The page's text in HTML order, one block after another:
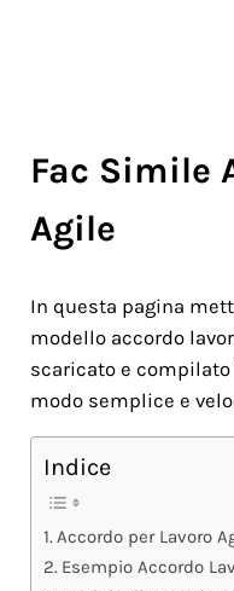
Fac Simile
Agile
In questa pagina
modello accordo
scaricato e
modo semplice e
Indice
Accordo per Lavoro
Esempio Accordo